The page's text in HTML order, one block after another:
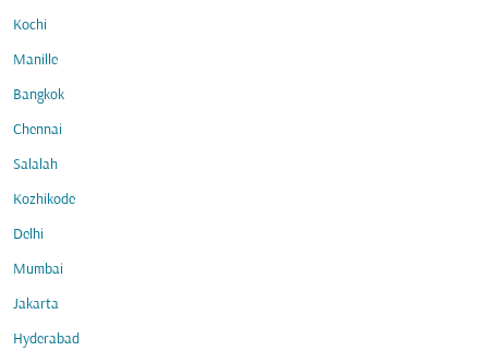
Kochi
Manille
Bangkok
Chennai
Salalah
Kozhikode
Delhi
Mumbai
Jakarta
Hyderabad